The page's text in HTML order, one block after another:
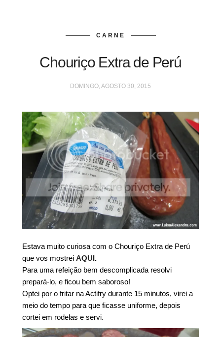
CARNE
Chouriço Extra de Perú
DOMINGO, AGOSTO 30, 2015
Estava muito curiosa com o Chouriço Extra de Perú
que vos mostreiAQUI.
Para uma refeição bem descomplicada resolvi
prepará-lo, e ficou bem saboroso!
Optei por o fritar na Actifry durante 15 minutos, virei a
meio do tempo para que ficasse uniforme, depois
cortei em rodelas e servi.